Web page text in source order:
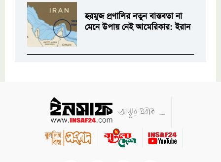
হরমুজ প্রণালির নতুন বাস্তবতা না
মেনে উপায় নেই আমেরিকার: ইরান